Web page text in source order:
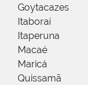
Goytacazes
Itaboraí
Itaperuna
Macaé
Maricá
Quissamã